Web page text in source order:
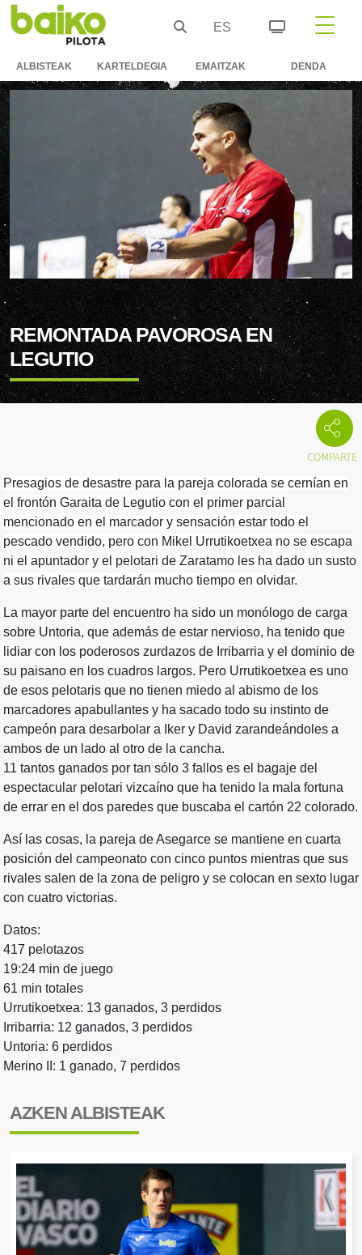
ES
ALBISTEAK KARTELDEGIA EMAITZAK DENDA
REMONTADA PAVOROSA EN
LEGUTIO
Presagios de desastre para la pareja colorada se cernían en
el frontón Garaita de Legutio con el primer parcial
mencionado en el marcador y sensación estar todo el
pescado vendido, pero con Mikel Urrutikoetxea no se escapa
ni el apuntador y el pelotari de Zaratamo les ha dado un susto
a sus rivales que tardarán mucho tiempo en olvidar.
La mayor parte del encuentro ha sido un monólogo de carga
sobre Untoria, que además de estar nervioso, ha tenido que
lidiar con los poderosos zurdazos de Irribarria y el dominio de
su paisano en los cuadros largos. Pero Urrutikoetxea es uno
de esos pelotaris que no tienen miedo al abismo de los
marcadores apabullantes y ha sacado todo su instinto de
campeón para desarbolar a Iker y David zarandeándoles a
ambos de un lado al otro de la cancha.
11 tantos ganados por tan sólo 3 fallos es el bagaje del
espectacular pelotari vizcaíno que ha tenido la mala fortuna
de errar en el dos paredes que buscaba el cartón 22 colorado.
Así las cosas, la pareja de Asegarce se mantiene en cuarta
posición del campeonato con cinco puntos mientras que sus
rivales salen de la zona de peligro y se colocan en sexto lugar
con cuatro victorias.
Datos:
417 pelotazos
19:24 min de juego
61 min totales
Urrutikoetxea: 13 ganados, 3 perdidos
Irribarria: 12 ganados, 3 perdidos
Untoria: 6 perdidos
Merino II: 1 ganado, 7 perdidos
AZKEN ALBISTEAK